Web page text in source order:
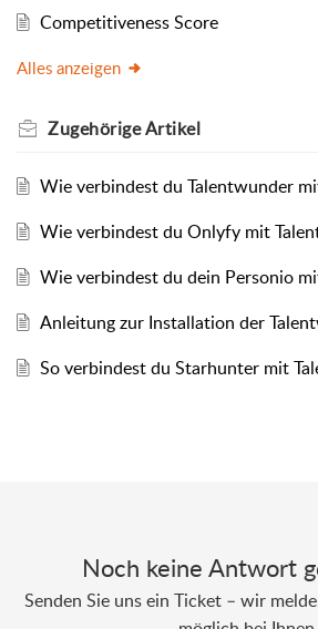
Competitiveness Score
Alles anzeigen
ZugehörigeArtikel
Wie verbindest du Talentwunder
Wie verbindest du Onlyfy mit
Wie verbindest du dein Personio
Anleitung zur Installation der
So verbindest du Starhunter mit
Noch keine Antwort
Senden Sie uns ein Ticket – wir